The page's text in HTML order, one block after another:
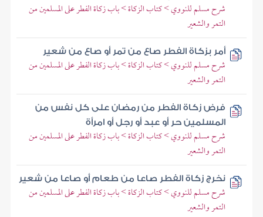
شرح مسلم للنووي > كتاب الزكاة > باب زكاة الفطر على المسلمين من
التمر والشعير
أمر بزكاة الفطر صاع من تمر أو صاع من شعير
شرح مسلم للنووي > كتاب الزكاة > باب زكاة الفطر على المسلمين من
التمر والشعير
فرض زكاة الفطر من رمضان على كل نفس من
المسلمين حر أو عبد أو رجل أو امرأة
شرح مسلم للنووي > كتاب الزكاة > باب زكاة الفطر على المسلمين من
التمر والشعير
نخرج زكاة الفطر صاعا من طعام أو صاعا من شعير
شرح مسلم للنووي > كتاب الزكاة > باب زكاة الفطر على المسلمين من
التمر والشعير